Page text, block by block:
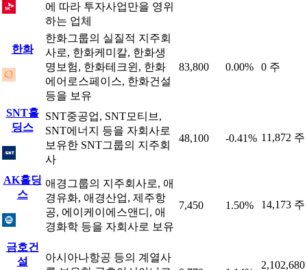
에 따라 투자사업만을 영위
하는 업체
한화
한화그룹의 실질적 지주회
사로, 한화케미칼, 한화생
명보험, 한화테크윈, 한화
에어로스페이스, 한화건설
등을 보유
83,800 0.00% 0 주
SNT홀
딩스
SNT중공업, SNT모티브,
SNT에너지 등을 자회사로
보유한 SNT그룹의 지주회
사
48,100 -0.41% 11,872 주
AK홀딩
스
애경그룹의 지주회사로, 애
경유화, 애경산업, 제주항
공, 에이케이에스앤디, 애
경화학 등을 자회사로 보유
7,450 1.50% 14,173 주
금호건
설
아시아나항공 등의 계열사
2,102,680